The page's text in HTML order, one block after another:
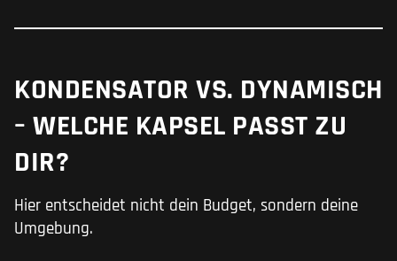
KONDENSATOR VS. DYNAMISCH
– WELCHE KAPSEL PASST ZU
DIR?
Hier entscheidet nicht dein Budget, sondern deine
Umgebung.